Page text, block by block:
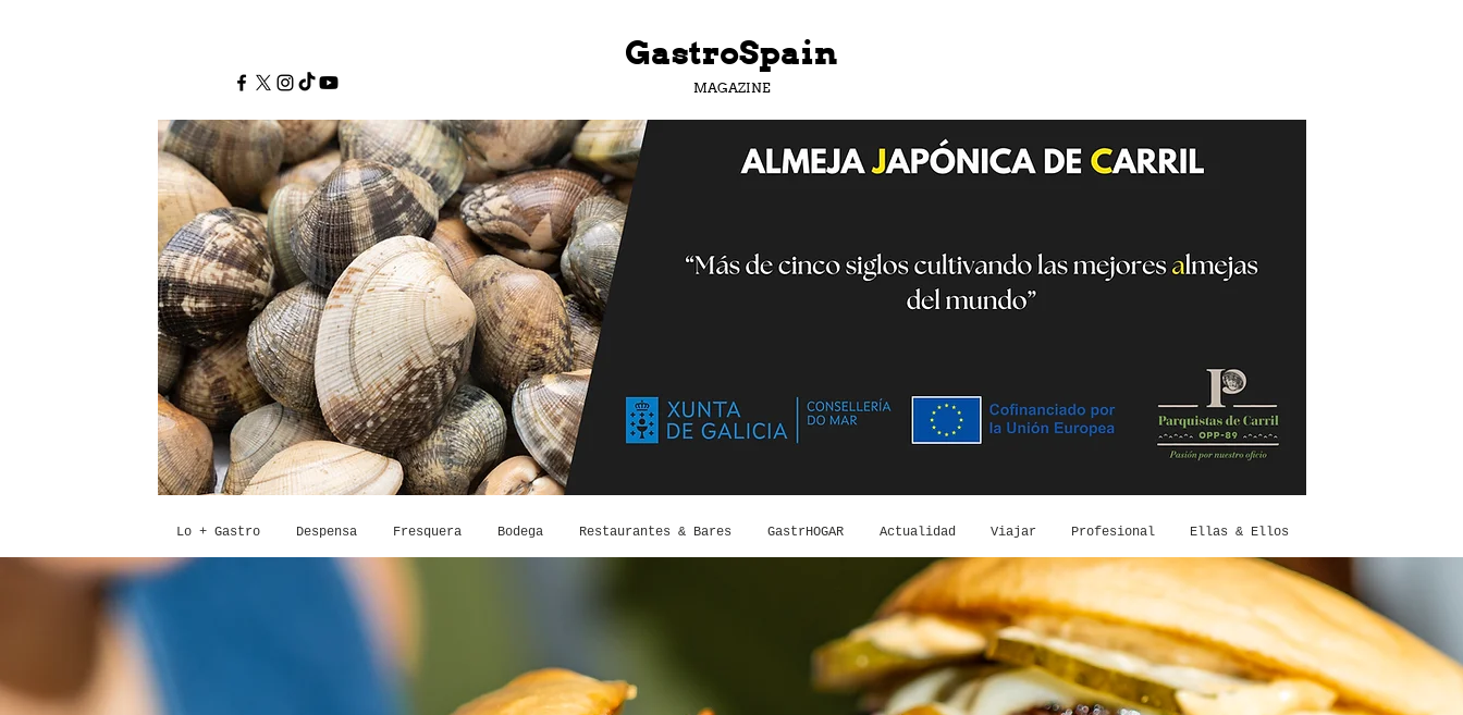
GastroSpain
MAGAZINE
Lo + Gastro Despensa Fresquera Bodega Restaurantes & Bares GastrHOGAR Actualidad Viajar Profesional Ellas & Ellos